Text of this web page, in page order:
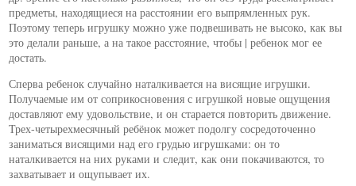
предметы, находящиеся на расстоянии его выпрямленных рук.
Поэтому теперь игрушку можно уже подвешивать не высоко, как вы
это делали раньше, а на такое расстояние, чтобы | ребенок мог ее
достать.
Сперва ребенок случайно наталкивается на висящие игрушки.
Получаемые им от соприкосновения с игрушкой новые ощущения
доставляют ему удовольствие, и он старается повторить движение.
Трех-четырехмесячный ребёнок может подолгу сосредоточенно
заниматься висящими над его грудью игрушками: он то
наталкивается на них руками и следит, как они покачиваются, то
захватывает и ощупывает их.